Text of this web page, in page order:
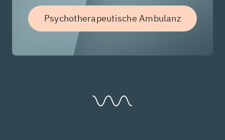
Psychotherapeutische Ambulanz